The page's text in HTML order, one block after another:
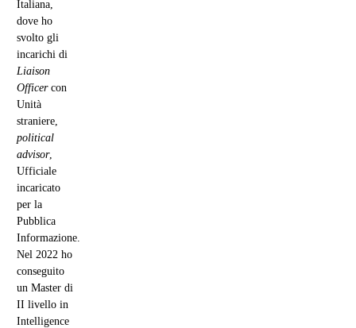
Italiana,
dove ho
svolto gli
incarichi di
Liaison
Officercon
Unità
straniere,
political
advisor,
Ufficiale
incaricato
per la
Pubblica
Informazione.
Nel 2022 ho
conseguito
un Master di
II livello in
Intelligence